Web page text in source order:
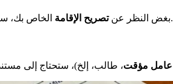
بغض النظر عنتصريح الإقامة الخاص بك، .
عامل مؤقت، طالب، إلخ)، ستحتاج إلى